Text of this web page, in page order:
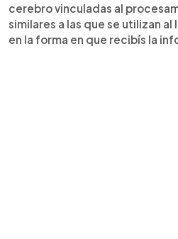
cerebro vinculadas al
similares a las que se utilizan
en la forma en que recibís la